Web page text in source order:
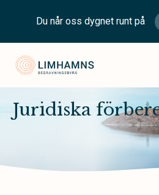
Du når oss dygnet runt på
Limhamns
Juridiska